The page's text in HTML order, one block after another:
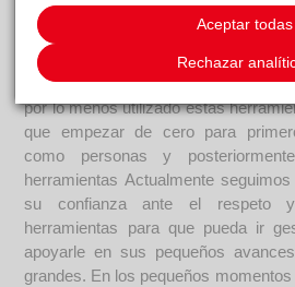
queria ni vernos, se sentía mal,
le permitia mostrar picos de
control de la mordida. Por su
correa observamos que el perro no
por lo menos utilizado estas
que empezar de cero para
como personas y
herramientas Actualmente
su confianza ante el respeto
herramientas para que pueda ir
apoyarle en sus pequeños
grandes. En los pequeños
Aceptar todas
Rechazar